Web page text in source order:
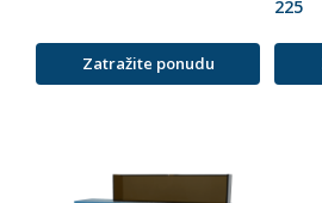
Zatražite ponudu
225